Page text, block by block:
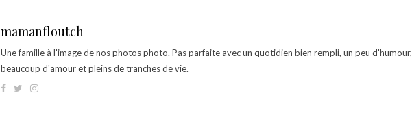
mamanfloutch
Une famille à l'image de nos photos photo. Pas parfaite avec un quotidien bien rempli, un peu d'humour,
beaucoup d'amour et pleins de tranches de vie.